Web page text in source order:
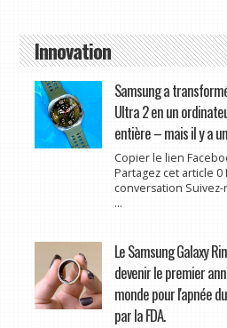
Innovation
Samsung a
Ultra 2 en un
entière – mais il y a
Copier le lien
Partagez cet article 0
conversation
...
Le Samsung Galaxy
devenir le premier
monde pour l'apnée
par la FDA.